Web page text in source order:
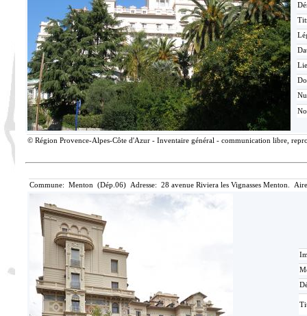
© Région Provence-Alpes-Côte d'Azur - Inventaire général - communication libre,
Commune: Menton (Dép.06) Adresse: 28 avenue Riviera les Vignasses Menton.